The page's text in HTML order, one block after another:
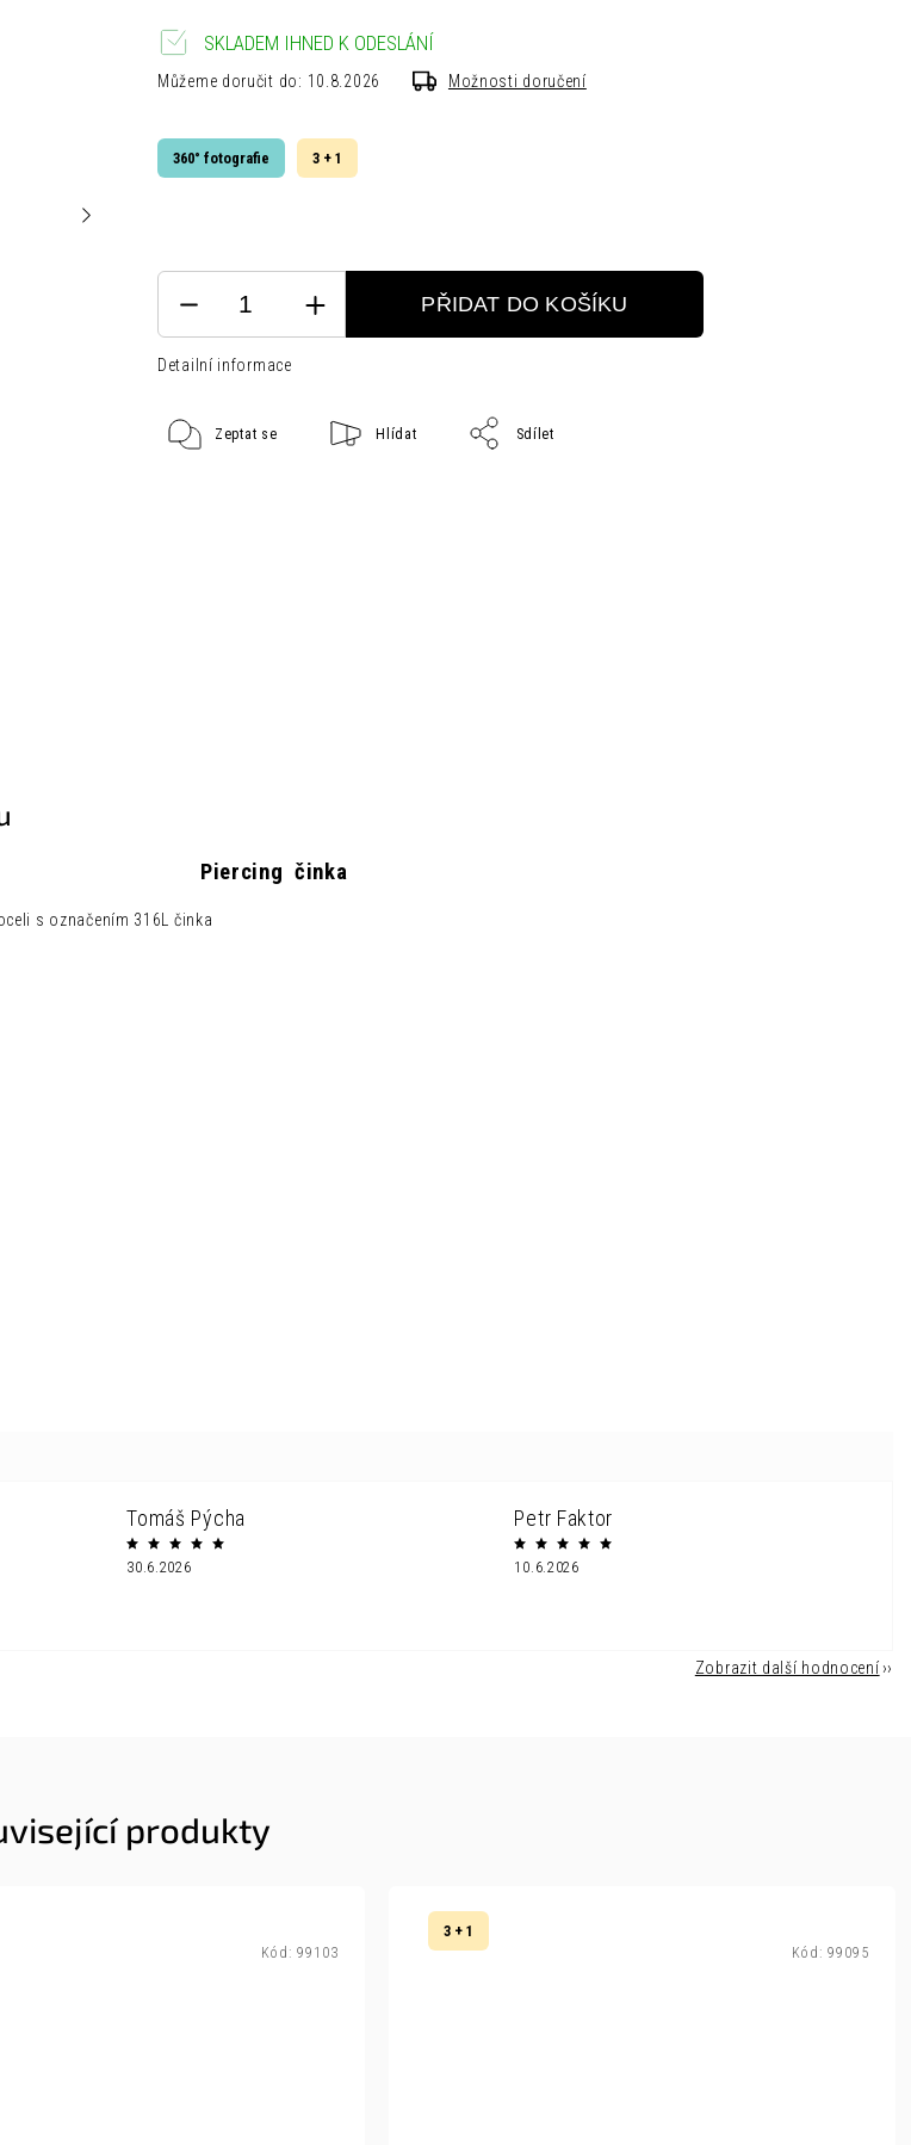
360° fotografie 3 + 1
SKLADEM IHNED K ODESLÁNÍ
Můžeme doručit do: 10.8.2026 Možnosti doručení
PŘIDAT DO KOŠÍKU
Detailní informace
Zeptat se Hlídat Sdílet
Piercing činka
s označením 316L činka
Tomáš Pýcha
30.6.2026
Petr Faktor
10.6.2026
Zobrazit další hodnocení
produkty
Kód: 99103
3 + 1
Kód: 99095